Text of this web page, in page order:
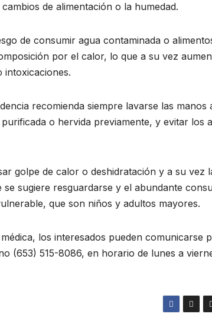
de alimentación o la humedad.
de consumir agua contaminada o
por el calor, lo que a su vez
intoxicaciones.
recomienda siempre lavarse las manos
o hervida previamente, y evitar los
golpe de calor o deshidratación y a su vez
sugiere resguardarse y el abundante
que son niños y adultos mayores.
los interesados pueden comunicarse
(653) 515-8086, en horario de lunes a